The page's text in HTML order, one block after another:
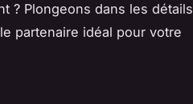
? Plongeons dans les détails
partenaire idéal pour votre